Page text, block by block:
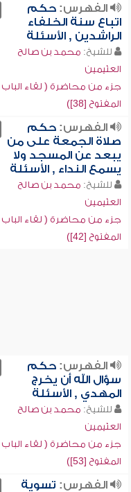
الفهرس:حكم
اتباع سنة الخلفاء
الراشدين , الأسئلة
للشيخ: محمد بن صالح
العثيمين
جزء من محاضرة ( لقاء الباب
المفتوح [38])
الفهرس:حكم
صلاة الجمعة على من
يبعد عن المسجد ولا
يسمع النداء , الأسئلة
للشيخ: محمد بن صالح
العثيمين
جزء من محاضرة ( لقاء الباب
المفتوح [42])
الفهرس:حكم
سؤال الله أن يخرج
المهدي , الأسئلة
للشيخ: محمد بن صالح
العثيمين
جزء من محاضرة ( لقاء الباب
المفتوح [53])
الفهرس: تسوية